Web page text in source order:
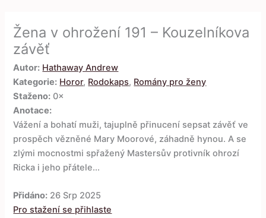
Žena v ohrožení 191 – Kouzelníkova
závěť
Autor: Hathaway Andrew
Kategorie: Horor, Rodokaps, Romány pro ženy
Staženo: 0×
Anotace:
Vážení a bohatí muži, tajuplně přinucení sepsat závěť ve
prospěch vězněné Mary Moorové, záhadně hynou. A se
zlými mocnostmi spřažený Mastersův protivník ohrozí
Ricka i jeho přátele...
Přidáno: 26 Srp 2025
Pro stažení se přihlaste